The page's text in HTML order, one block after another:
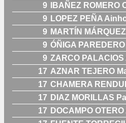
9
IBAÑEZ ROMERO
9 LOPEZ PEÑA
9 MARTÍN
9 ÓÑIGA
9 ZARCO PALACIOS
17 AZNAR TEJERO
17 CHAMERA
17 DIAZ MORILLAS
17 DOCAMPO